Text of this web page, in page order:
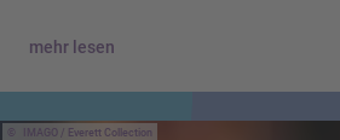
mehr lesen
IMAGO / Everett Collection